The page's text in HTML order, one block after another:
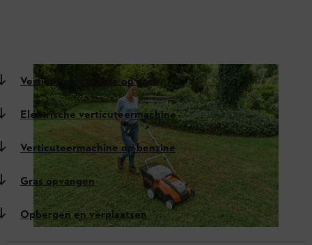
Verticuteermachine op accu
Elektrische verticuteermachine
Verticuteermachine op benzine
Gras opvangen
Opbergen en verplaatsen